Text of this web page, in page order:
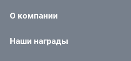
О компании
Наши награды